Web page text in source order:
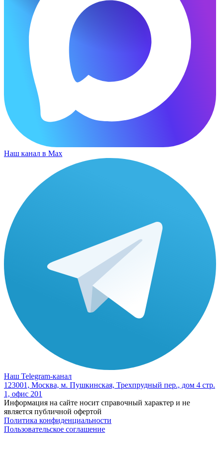
Наш канал в Max
Наш Telegram-канал
123001, Москва, м. Пушкинская, Трехпрудный пер., дом 4 стр.
1, офис 201
Информация на сайте носит справочный характер и не
является публичной офертой
Политика конфиденциальности
Пользовательское соглашение